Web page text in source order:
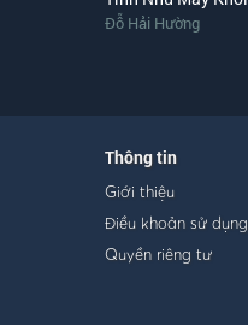
Đỗ Hải Hường
Thông tin
Giới thiệu
Điều khoản sử dụng
Quyền riêng tư